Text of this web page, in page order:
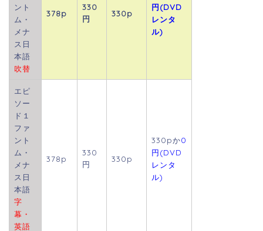
ント
ム・
メナ
ス日
本語
吹替
378p
330
円
330p
円(DVD
レンタ
ル)
エピ
ソー
ド１
ファ
ント
ム・
メナ
ス日
本語
字
幕・
英語
378p
330
円
330p
330pか0
円(DVD
レンタ
ル)